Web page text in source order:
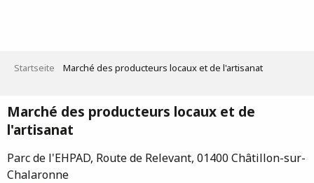
Startseite Marché des producteurs locaux et de l'artisanat
Marché des producteurs locaux et de
l'artisanat
Parc de l'EHPAD, Route de Relevant, 01400 Châtillon-sur-
Chalaronne